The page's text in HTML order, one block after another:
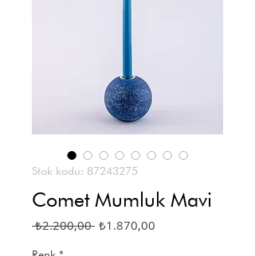
Stok kodu: 87243275
Comet Mumluk Mavi
₺2.200,00 Normal
₺1.870,00